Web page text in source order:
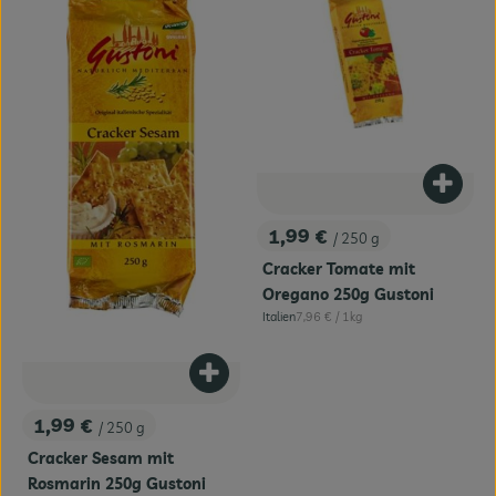
, Preis:
1,99 € / 250 g
Cracker Sesam mit
Rosmarin 250g Gustoni
Produkt zum Warenkorb hinzufügen
, Preis:
1,99 € / 250 g
Cracker Tomate mit
Oregano 250g Gustoni
, Herkunft:
Italien, Referenzpreis:
7,96 € / 1kg